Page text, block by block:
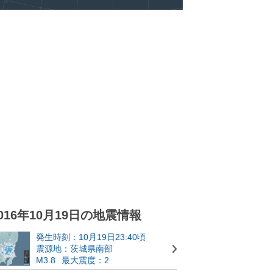
年10月19日の地震情報
発生時刻：10月19日23:40頃
震源地：茨城県南部
M3.8
最大震度：2